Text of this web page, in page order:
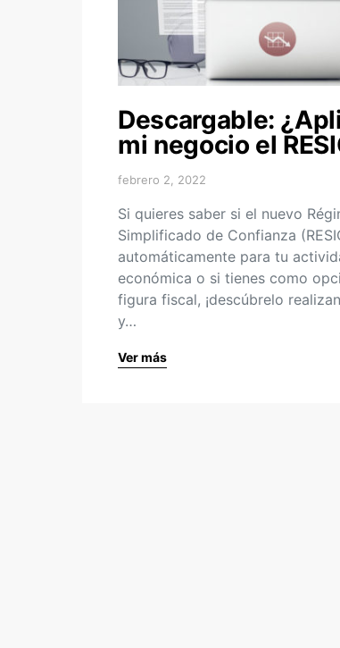
Descargable:
mi negocio el
febrero 2, 2022
Si quieres saber si el nuevo
Simplificado de Confianza
automáticamente para tu
económica o si tienes como
figura fiscal, ¡descúbrelo
y…
Ver más